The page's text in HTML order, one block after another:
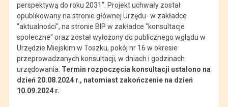
perspektywą do roku 2031". Projekt uchwały został
opublikowany na stronie głównej Urzędu- w zakładce
"aktualności", na stronie BIP w zakładce "konsultacje
społeczne" oraz został wyłożony do publicznego wglądu w
Urzędzie Miejskim w Toszku, pokój nr 16 w okresie
przeprowadzanych konsultacji, w dniach i godzinach
urzędowania. Termin rozpoczęcia konsultacji ustalono na
dzień 20.08.2024 r., natomiast zakończenie na dzień
10.09.2024 r.